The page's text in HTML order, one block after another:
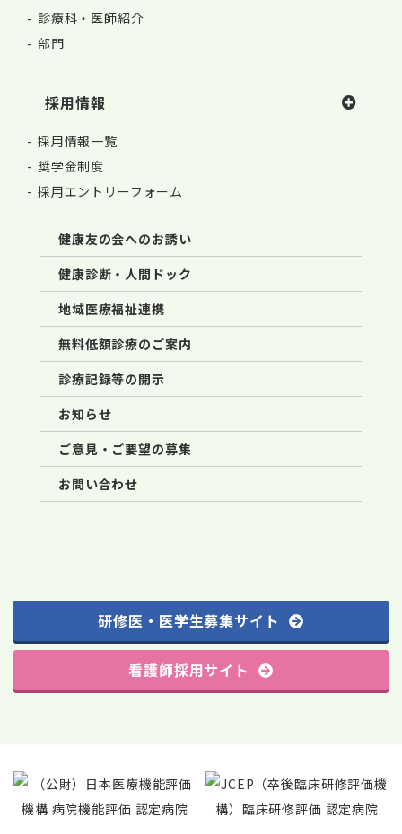
診療科・医師紹介
部門
採用情報
採用情報一覧
奨学金制度
採用エントリーフォーム
健康友の会へのお誘い
健康診断・人間ドック
地域医療福祉連携
無料低額診療のご案内
診療記録等の開示
お知らせ
ご意見・ご要望の募集
お問い合わせ
研修医・医学生募集サイト
看護師採用サイト